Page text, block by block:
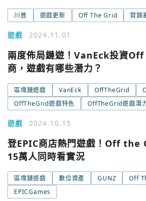
川普 遊戲更新 Off The Grid 賀錦
遊戲 2024.11.01
兩度佈局鏈遊！VanEck投資
商，遊戲有哪些潛力？
區塊鏈遊戲 VanEck OffTheGrid
OffTheGrid遊戲特色
OffTheGrid遊戲潛
遊戲 2024.10.15
登EPIC商店熱門遊戲！Off the
15萬人同時看實況
區塊鏈遊戲 數位資產 GUNZ
Off
EPICGames
今日熱門
Google
今日熱門